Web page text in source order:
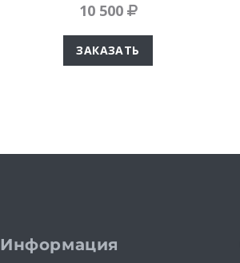
10 500
ЗАКАЗАТЬ
Информация